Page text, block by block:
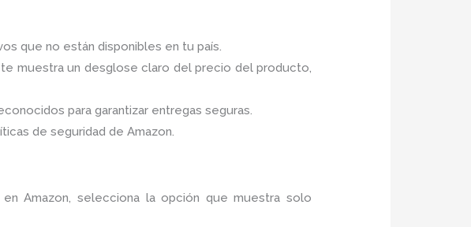
que no están disponibles en tu país.
te muestra un desglose claro del precio del producto,
para garantizar entregas seguras.
de seguridad de Amazon.
Amazon, selecciona la opción que muestra solo